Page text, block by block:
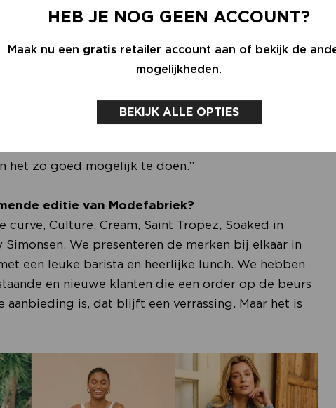
HEB JE NOG GEEN ACCOUNT?
Maak nu een gratisretailer account aan of bekijk de
mogelijkheden.
BEKIJK ALLE OPTIES
van duurzaamheid?
om op zoek te gaan naar mooie kwaliteiten. We
verschilt per merk binnen ons bedrijf hoe groot
het algemeen stijgt het percentage duurzame
tot gerecycled polyester, we werken met alle
een speciale duurzame afdeling met twintig
maatschappelijk verantwoord ondernemen. We
we voelen het als onze plicht als tweede grootste
het zo goed mogelijk te doen.”
editie van Modefabriek?
curve, Culture, Cream, Saint Tropez, Soaked in
Simonsen. We presenteren de merken bij elkaar in
een leuke barista en heerlijke lunch. We hebben
en nieuwe klanten die een order op de beurs
is, dat blijft een verrassing. Maar het is